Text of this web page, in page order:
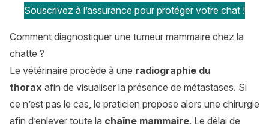
Souscrivez à l’assurance pour protéger votre chat !
Comment diagnostiquer une tumeur mammaire chez la
chatte ?
Le vétérinaire procède à une radiographie du
thorax afin de visualiser la présence de métastases. Si
ce n’est pas le cas, le praticien propose alors une chirurgie
afin d’enlever toute la chaîne mammaire. Le délai de